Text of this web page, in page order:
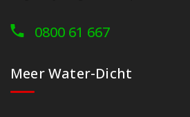
0800 61 667
Meer Water-Dicht